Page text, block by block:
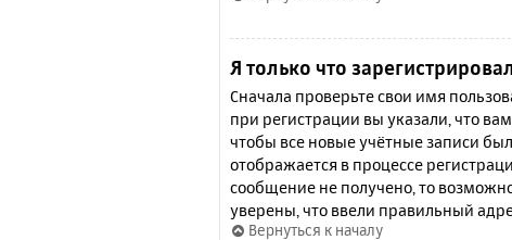
Я только что
Сначала проверьте свои имя
при регистрации вы указали, что
чтобы все новые учётные записи
отображается в процессе
сообщение не получено, то
уверены, что ввели правильный
Вернуться к началу